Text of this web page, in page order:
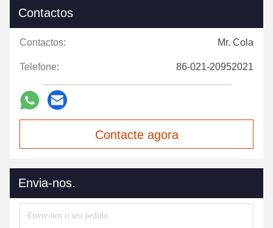
Contactos
Contactos: Mr. Cola
Telefone: 86-021-20952021
Contacte agora
Envia-nos.